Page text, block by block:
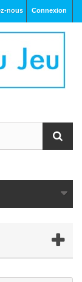
Connexion
nous